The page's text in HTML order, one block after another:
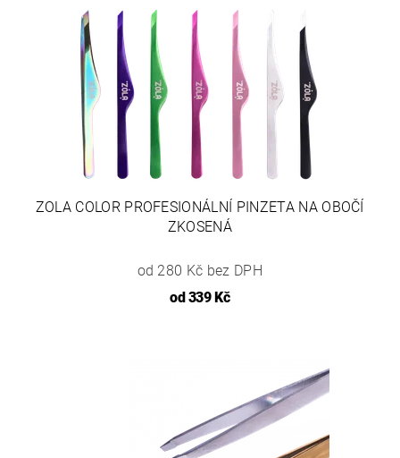
ZOLA COLOR PROFESIONÁLNÍ PINZETA NA OBOČÍ
ZKOSENÁ
od 280 Kč bez DPH
od 339 Kč